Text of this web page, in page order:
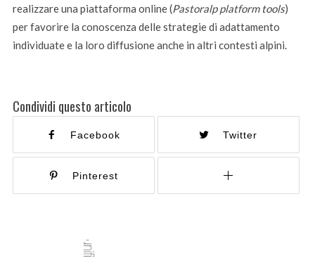
realizzare una piattaforma online (Pastoralp platform tools)
per favorire la conoscenza delle strategie di adattamento
individuate e la loro diffusione anche in altri contesti alpini.
Condividi questo articolo
Facebook Twitter
Pinterest